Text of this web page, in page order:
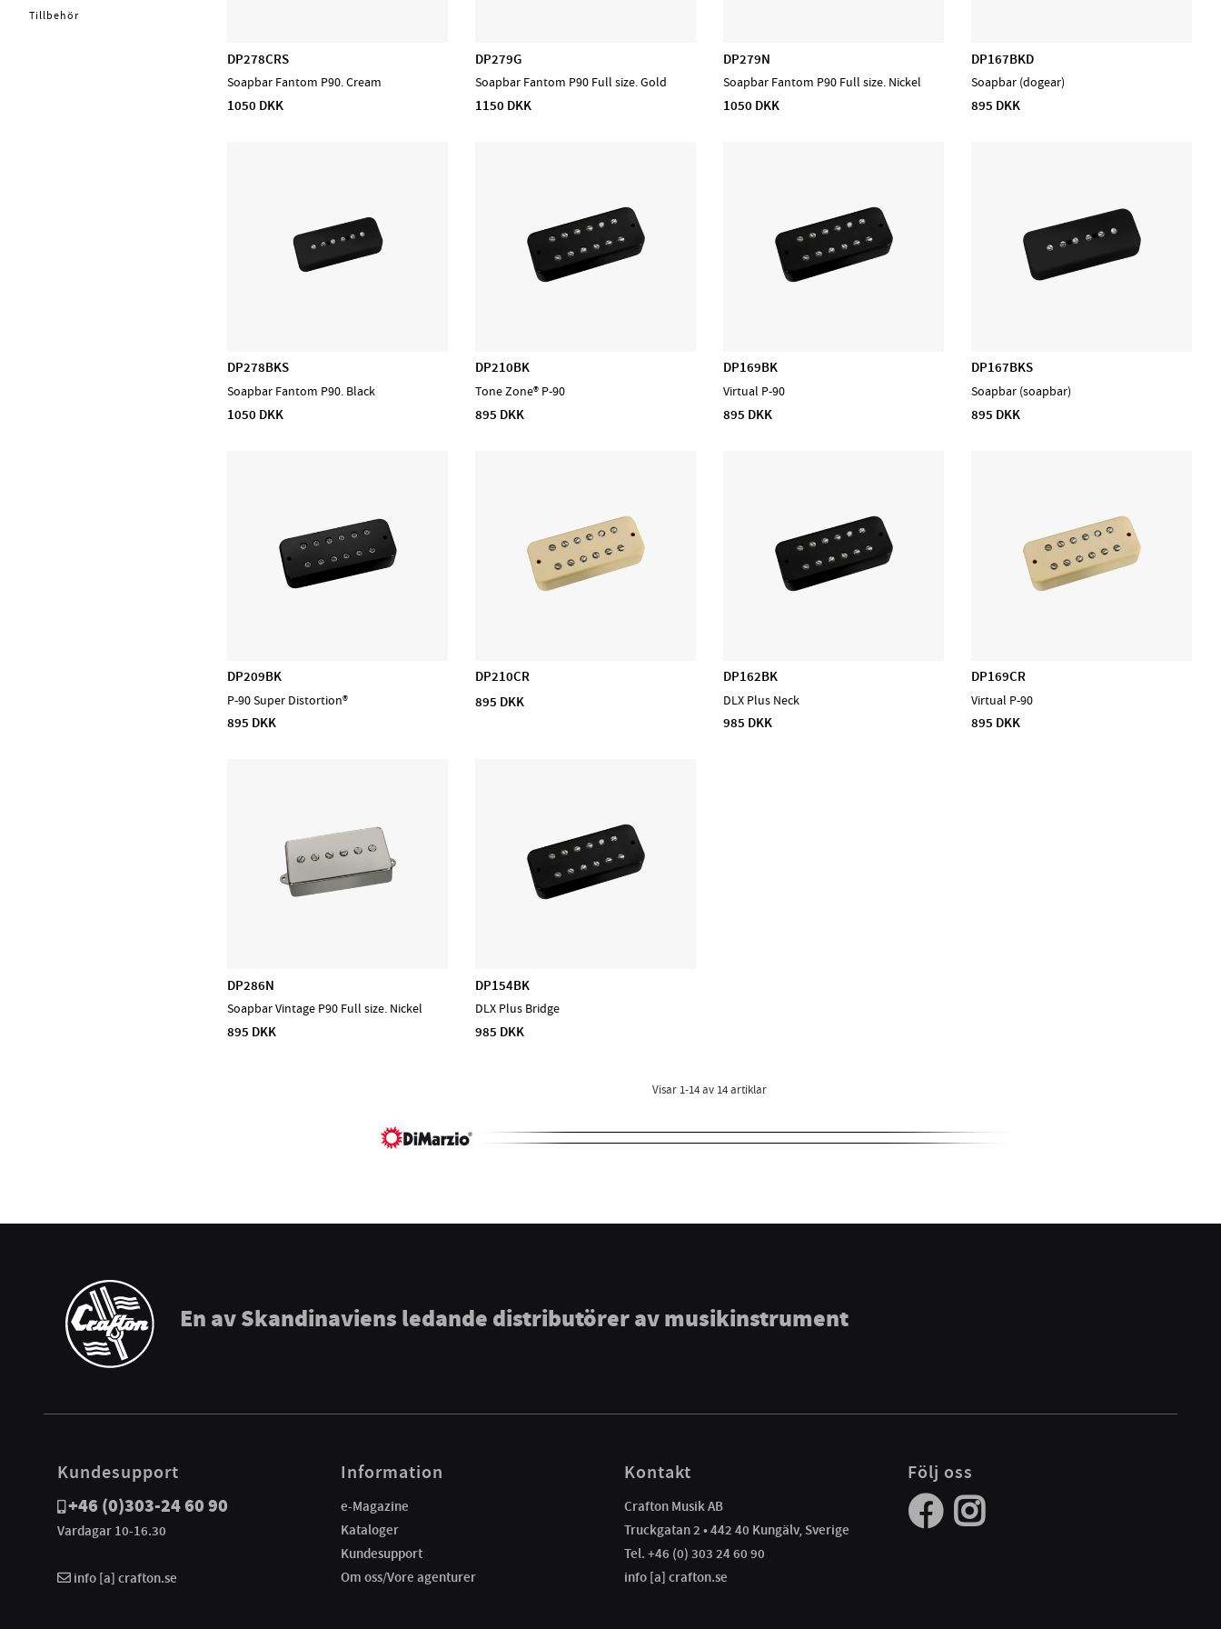
Tillbehör
Trommer
DP278CRS
Soapbar Fantom P90. Cream
1050 DKK
DP279G
Soapbar Fantom P90 Full size. Gold
1150 DKK
DP279N
Soapbar Fantom P90 Full size. Nickel
1050 DKK
DP167BKD
Soapbar (dogear)
895 DKK
DP278BKS
Soapbar Fantom P90. Black
1050 DKK
DP210BK
Tone Zone® P-90
895 DKK
DP169BK
Virtual P-90
895 DKK
DP167BKS
Soapbar (soapbar)
895 DKK
DP209BK
P-90 Super Distortion®
895 DKK
DP210CR
895 DKK
DP162BK
DLX Plus Neck
985 DKK
DP169CR
Virtual P-90
895 DKK
DP286N
Soapbar Vintage P90 Full size. Nickel
895 DKK
DP154BK
DLX Plus Bridge
985 DKK
Visar 1-14av 14artiklar
En av Skandinaviens ledande distributörer av musikinstrument
Kundesupport
+46 (0)303-24 60 90
Vardagar 10-16.30
info [a] crafton.se
Information
e-Magazine
Kataloger
Kundesupport
Om oss/Vore agenturer
Kontakt
Crafton Musik AB
Truckgatan 2 • 442 40 Kungälv, Sverige
Tel. +46 (0) 303 24 60 90
info [a] crafton.se
Följ oss